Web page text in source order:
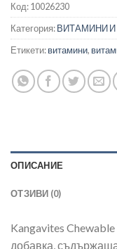
Код:10026230
Категория:ВИТАМИНИ
Етикети:витамини,
ОПИСАНИЕ
ОТЗИВИ (0)
Kangavites
добавка,